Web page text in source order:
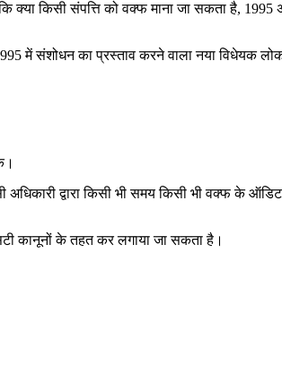
किसी संपत्ति को वक्फ माना जा सकता है, 1995
में संशोधन का प्रस्ताव करने वाला नया विधेयक
द्वारा किसी भी समय किसी भी वक्फ के
कानूनों के तहत कर लगाया जा सकता है।